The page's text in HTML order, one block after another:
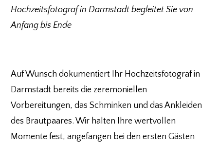
Hochzeitsfotograf in Darmstadt begleitet Sie von
Anfang bis Ende
Auf Wunsch dokumentiert Ihr Hochzeitsfotograf in
Darmstadt bereits die zeremoniellen
Vorbereitungen, das Schminken und das Ankleiden
des Brautpaares. Wir halten Ihre wertvollen
Momente fest, angefangen bei den ersten Gästen